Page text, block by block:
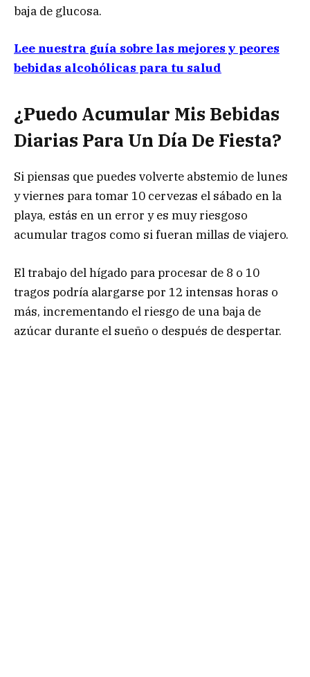
baja de glucosa.
Lee nuestra guía sobre las mejores y peores
bebidas alcohólicas para tu salud
¿Puedo Acumular Mis Bebidas
Diarias Para Un Día De Fiesta?
Si piensas que puedes volverte abstemio de lunes
y viernes para tomar 10 cervezas el sábado en la
playa, estás en un error y es muy riesgoso
acumular tragos como si fueran millas de viajero.
El trabajo del hígado para procesar de 8 o 10
tragos podría alargarse por 12 intensas horas o
más, incrementando el riesgo de una baja de
azúcar durante el sueño o después de despertar.